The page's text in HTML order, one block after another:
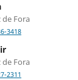
de Fora
3418
de Fora
2311